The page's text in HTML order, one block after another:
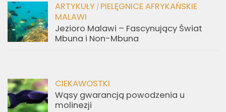
ARTYKUŁY / PIELĘGNICE AFRYKAŃSKIE
MALAWI
Jezioro Malawi – Fascynujący Świat
Mbuna i Non-Mbuna
CIEKAWOSTKI
Wąsy gwarancją powodzenia u
molinezji